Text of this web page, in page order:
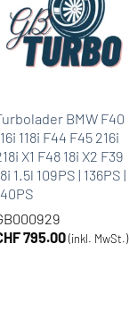
BMW F40
118i F44 F45 216i
X1 F48 18i X2 F39
1.5l 109PS | 136PS |
795.00 (inkl. MwSt.)